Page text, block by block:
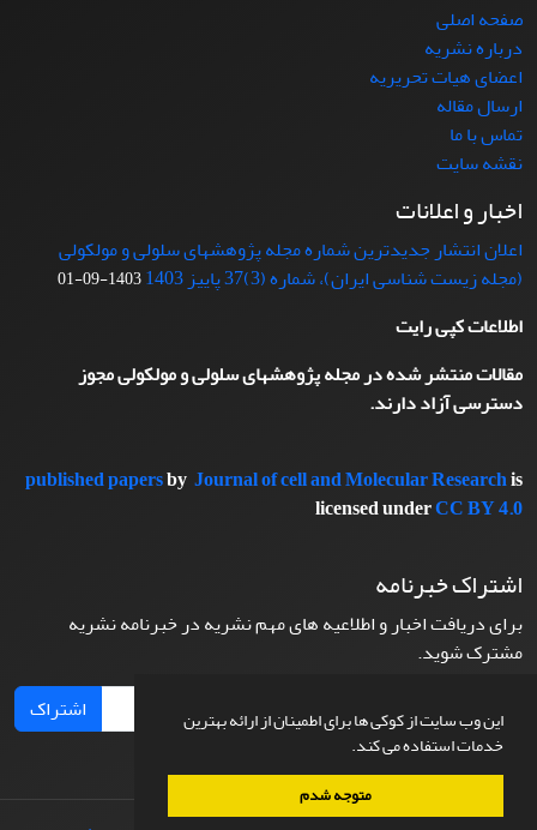
این وب سایت از کوکی ها برای اطمینان از ارائه بهترین
خدمات استفاده می کند.
متوجه شدم
صفحه اصلی
درباره نشریه
اعضای هیات تحریریه
ارسال مقاله
تماس با ما
نقشه سایت
اخبار و اعلانات
اعلان انتشار جدیدترین شماره مجله پژوهشهای سلولی و مولکولی
(مجله زیست شناسی ایران)، شماره (3)37 پاییز 1403
1403-09-01
اطلاعات کپی رایت
مقالات منتشر شده در مجله پژوهشهای سلولی و مولکولی مجوز
دسترسی آزاد دارند.
published papersby Journal of cell and Molecular Researchis
licensed underCC BY 4.0
اشتراک خبرنامه
برای دریافت اخبار و اطلاعیه های مهم نشریه در خبرنامه نشریه
مشترک شوید.
اشتراک